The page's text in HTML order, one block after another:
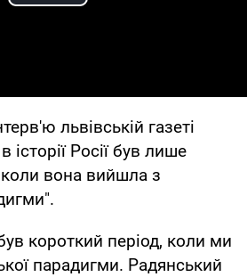
львівській газеті
історії Росії був лише
коли вона вийшла з
короткий період, коли ми
парадигми. Радянський